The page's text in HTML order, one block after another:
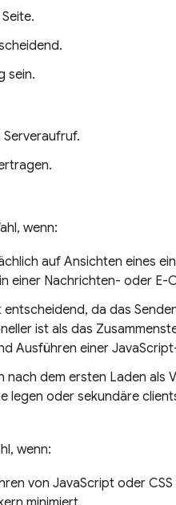
sein.
wenn:
auf Ansichten eines
einer Nachrichten- oder E-
da das
ist als das
Ausführen einer
dem ersten Laden als
legen oder sekundäre
wenn:
von JavaScript oder